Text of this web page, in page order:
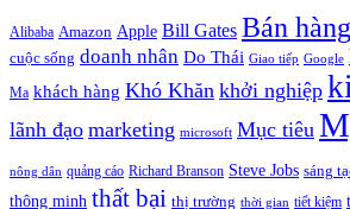
Alibaba Amazon Apple Bill Gates Bán hàng
cuộc sống doanh nhân Do Thái Giao tiếp Google
Ma khách hàng Khó Khăn khởi nghiệp
lãnh đạo marketing microsoft Mục tiêu
nông dân quảng cáo Richard Branson Steve Jobs sáng
thông minh thất bại thị trường thời gian tiết kiệm